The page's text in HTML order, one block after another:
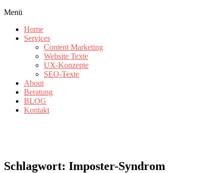
Menü
Home
Services
Content Marketing
Website Texte
UX-Konzepte
SEO-Texte
About
Beratung
BLOG
Kontakt
Schlagwort: Imposter-Syndrom